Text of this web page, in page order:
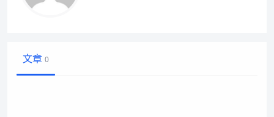
文章 0